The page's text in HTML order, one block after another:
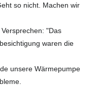
so nicht. Machen wir
"Das
waren die
unsere Wärmepumpe